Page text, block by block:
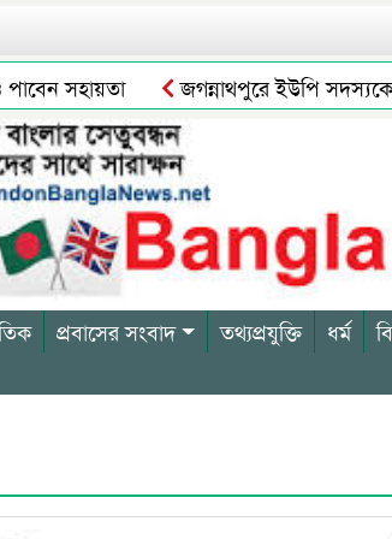
সহায়তা জগন্নাথপুরে ইউপি সদস্যকে
প্রবাসের সংবাদ তথ্যপ্রযুক্তি ধর্ম